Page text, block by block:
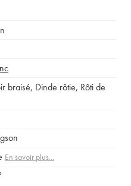
braisé, Dinde rôtie, Rôti de
En savoir plus...